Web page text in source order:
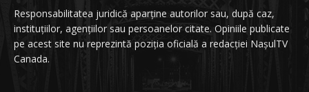
Responsabilitatea juridică aparține autorilor sau, după caz,
instituțiilor, agențiilor sau persoanelor citate. Opiniile publicate
pe acest site nu reprezintă poziția oficială a redacției NașulTV
Canada.